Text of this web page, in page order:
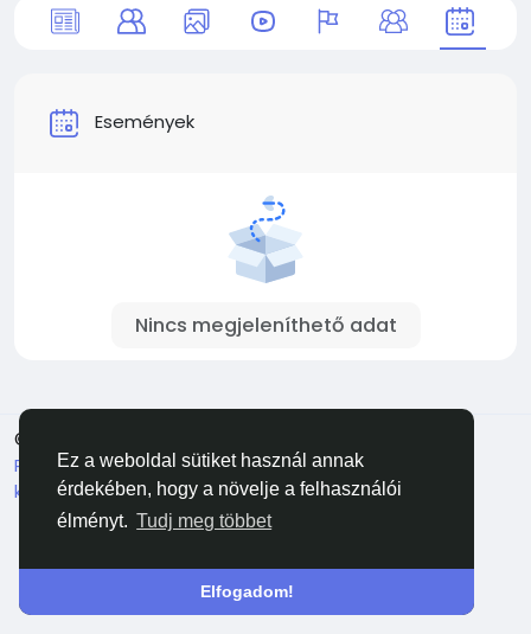
Ez a weboldal sütiket használ annak
érdekében, hogy a növelje a felhasználói
élményt. Tudj meg többet
Elfogadom!
Események
Nincs megjeleníthető adat
© 2026 Facehun
Rólunk Felhasználói feltételek Adatvédelem
kapcsolatba velünk Könyvtár